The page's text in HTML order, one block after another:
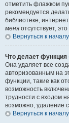
отметить флажком
рекомендуется
библиотеке,
меня отсутствует,
Вернуться к началу
Что делает
Она удаляет все
авторизованным на
функции, такие как
возможность
трудности с входом
возможно, удаление
Вернуться к началу